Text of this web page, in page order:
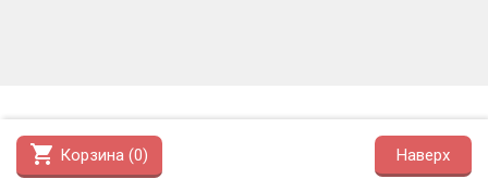
shopping_cart Корзина (0) Наверх